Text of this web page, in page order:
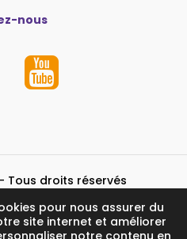
nous
Tous droits réservés
et crédits
pour nous assurer du
site internet et améliorer
notre contenu en